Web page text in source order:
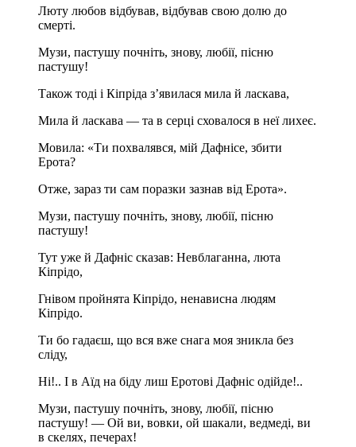
Люту любов відбував, відбував свою долю до
смерті.
Музи, пастушу почніть, знову, любії, пісню
пастушу!
Також тоді і Кіпріда з’явилася мила й ласкава,
Мила й ласкава — та в серці сховалося в неї лихеє.
Мовила: «Ти похвалявся, мій Дафнісе, збити
Ерота?
Отже, зараз ти сам поразки зазнав від Ерота».
Музи, пастушу почніть, знову, любії, пісню
пастушу!
Тут уже й Дафніс сказав: Невблаганна, люта
Кіпрідо,
Гнівом пройнята Кіпрідо, ненависна людям
Кіпрідо.
Ти бо гадаєш, що вся вже снага моя зникла без
сліду,
Ні!.. І в Аїд на біду лиш Еротові Дафніс одійде!..
Музи, пастушу почніть, знову, любії, пісню
пастушу! — Ой ви, вовки, ой шакали, ведмеді, ви
в скелях, печерах!